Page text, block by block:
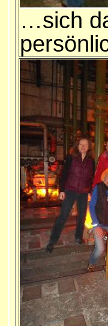
…sich